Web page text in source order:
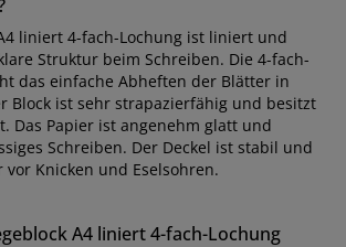
liniert 4-fach-Lochung ist liniert und
Struktur beim Schreiben. Die 4-fach-
das einfache Abheften der Blätter in
Block ist sehr strapazierfähig und besitzt
Das Papier ist angenehm glatt und
Schreiben. Der Deckel ist stabil und
Knicken und Eselsohren.
A4 liniert 4-fach-Lochung